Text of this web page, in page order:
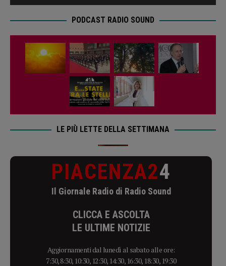
PODCAST RADIO SOUND
LE PIÙ LETTE DELLA SETTIMANA
PIACENZA24
Il Giornale Radio di Radio Sound
CLICCA E ASCOLTA
LE ULTIME NOTIZIE
Aggiornamenti dal lunedì al sabato alle ore:
7:30, 8:30, 10:30, 12:30, 14:30, 16:30, 18:30, 19:30